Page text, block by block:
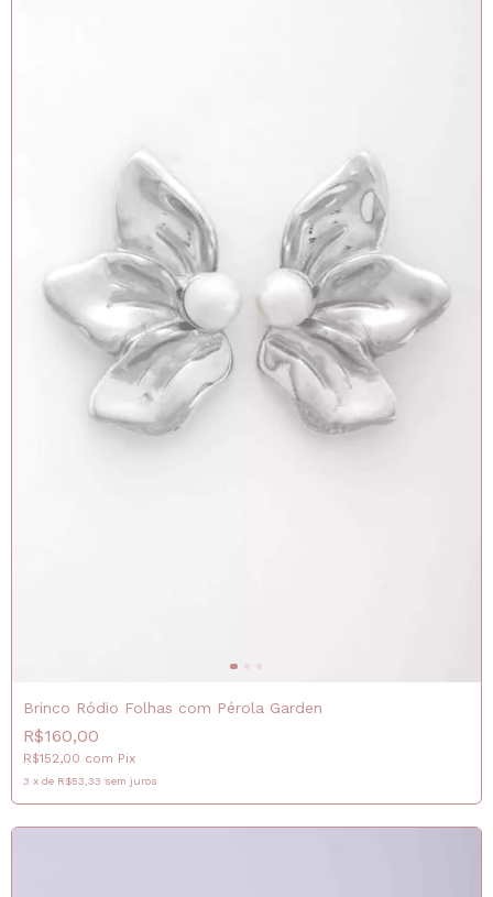
Brinco Ródio Folhas com Pérola Garden
R$160,00
R$152,00 com Pix
3 x de R$53,33 sem juros